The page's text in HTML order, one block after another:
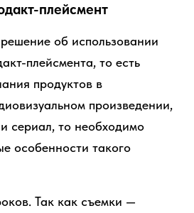
плейсмент
об использовании
плейсмента, то есть
продуктов в
произведении,
сериал, то необходимо
особенности такого
Так как съемки —